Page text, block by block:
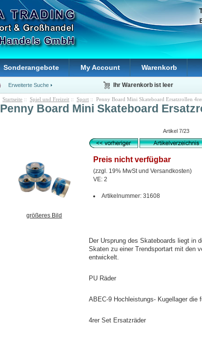
Sonderangebote My Account Warenkorb
Erweiterte Suche Ihr Warenkorb ist leer
Startseite :: Spiel und Freizeit :: Sport :: Penny Board Mini Skateboard Ersatzrollen
Penny Board Mini Skateboard
Artikel 7/23
größeres Bild
Preis nicht verfügbar
(zzgl. 19% MwSt und Versandkosten)
VE: 2
Artikelnummer: 31608
Der Ursprung des Skateboards liegt in
Skaten zu einer Trendsportart mit den
entwickelt.
PU Räder
ABEC-9 Hochleistungs- Kugellager die
4rer Set Ersatzräder